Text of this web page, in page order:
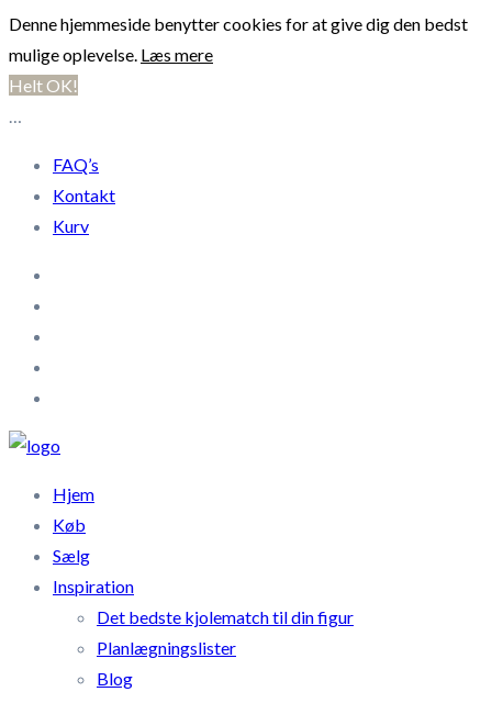
Denne hjemmeside benytter cookies for at give dig den bedst
mulige oplevelse. Læs mere
Helt OK!
…
FAQ’s
Kontakt
Kurv
Hjem
Køb
Sælg
Inspiration
Det bedste kjolematch til din figur
Planlægningslister
Blog